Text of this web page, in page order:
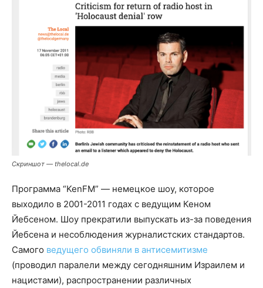
Скриншот — thelocal.de
Программа “KenFM” — немецкое шоу, которое
выходило в 2001-2011 годах с ведущим Кеном
Йебсеном. Шоу прекратили выпускать из-за поведения
Йебсена и несоблюдения журналистских стандартов.
Самого ведущего обвиняли в антисемитизме
(проводил паралели между сегодняшним Израилем и
нацистами), распространении различных